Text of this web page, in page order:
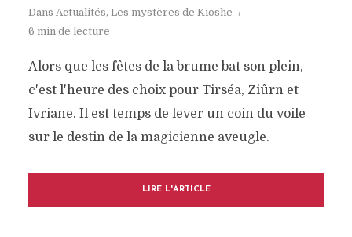
Dans Actualités, Les mystères de Kioshe
6 min de lecture
Alors que les fêtes de la brume bat son plein,
c'est l'heure des choix pour Tirséa, Ziûrn et
Ivriane. Il est temps de lever un coin du voile
sur le destin de la magicienne aveugle.
LIRE L'ARTICLE